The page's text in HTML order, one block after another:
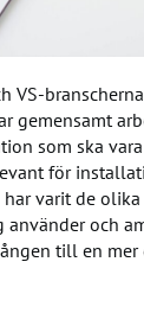
VS-
gemensamt
som ska
för
varit de
använder och
till en mer